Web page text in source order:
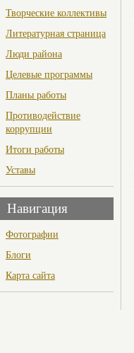
Творческие коллективы
Литературная страница
Люди района
Целевые программы
Планы работы
Противодействие
коррупции
Итоги работы
Уставы
Навигация
Фотографии
Блоги
Карта сайта